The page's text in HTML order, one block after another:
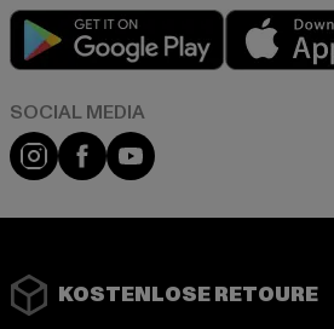
Play market
Instagram
FacebookYouTube
KOSTENLOSE RETOURE